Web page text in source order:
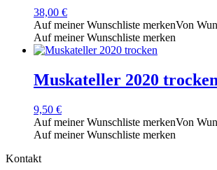
38,00 €
Auf meiner Wunschliste merkenVon
Auf meiner Wunschliste merken
Muskateller 2020
9,50 €
Auf meiner Wunschliste merkenVon
Auf meiner Wunschliste merken
Kontakt